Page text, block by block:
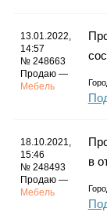
13.01.2022,
14:57
№ 248663
Продаю —
Мебель
18.10.2021,
15:46
№ 248493
Продаю —
Мебель
в